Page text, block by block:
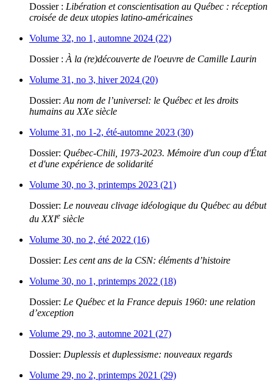
Dossier : Libération et conscientisation au Québec : réception
croisée de deux utopies latino-américaines
Volume 32, no 1, automne 2024 (22)
Dossier : À la (re)découverte de l'oeuvre de Camille Laurin
Volume 31, no 3, hiver 2024 (20)
Dossier: Au nom de l’universel: le Québec et les droits
humains au XXe siècle
Volume 31, no 1-2, été-automne 2023 (30)
Dossier: Québec-Chili, 1973-2023. Mémoire d'un coup d'État
et d'une expérience de solidarité
Volume 30, no 3, printemps 2023 (21)
Dossier: Le nouveau clivage idéologique du Québec au début
du XXIe siècle
Volume 30, no 2, été 2022 (16)
Dossier: Les cent ans de la CSN: éléments d’histoire
Volume 30, no 1, printemps 2022 (18)
Dossier: Le Québec et la France depuis 1960: une relation
d’exception
Volume 29, no 3, automne 2021 (27)
Dossier: Duplessis et duplessisme: nouveaux regards
Volume 29, no 2, printemps 2021 (29)